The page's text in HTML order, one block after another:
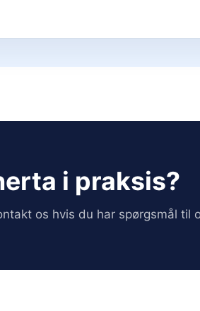
i praksis?
os hvis du har spørgsmål til